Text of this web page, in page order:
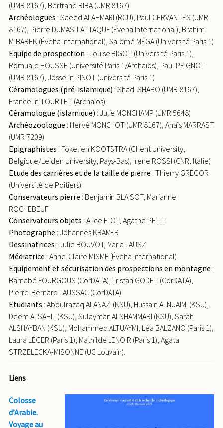
(UMR 8167), Bertrand RIBA (UMR 8167)
Archéologues : Saeed ALAHMARI (RCU), Paul CERVANTES (UMR
8167), Pierre DUMAS-LATTAQUE (Éveha International), Brahim
M’BAREK (Éveha International), Salomé MÉGA (Université Paris 1)
Equipe de prospection : Louise BIGOT (Université Paris 1),
Romuald HOUSSE (Université Paris 1/Archaïos), Paul PEIGNOT
(UMR 8167), Josselin PINOT (Université Paris 1)
Céramologues (pré-islamique) : Shadi SHABO (UMR 8167),
Francelin TOURTET (Archaïos)
Céramologue (islamique) : Julie MONCHAMP (UMR 5648)
Archéozoologue : Hervé MONCHOT (UMR 8167), Anaïs MARRAST
(UMR 7209)
Epigraphistes : Fokelien KOOTSTRA (Ghent University,
Belgique/Leiden University, Pays-Bas), Irene ROSSI (CNR, Italie)
Etude des carrières et de la taille de pierre : Thierry GRÉGOR
(Université de Poitiers)
Conservateurs pierre : Benjamin BLAISOT, Marianne
ROCHEBEUF
Conservateurs objets : Alice FLOT, Agathe PETIT
Photographe : Johannes KRAMER
Dessinatrices : Julie BOUVOT, Maria LAUSZ
Médiatrice : Anne-Claire MISME (Éveha International)
Equipement et sécurisation des prospections en montagne :
Barnabé FOURGOUS (CorDATA), Tristan GODET (CorDATA),
Pierre-Bernard LAUSSAC (CorDATA)
Etudiants : Abdulrazaq ALANAZI (KSU), Hussain ALNUAIMI (KSU),
Deem ALSAHLI (KSU), Sulayman ALSHAMMARI (KSU), Sarah
ALSHAYBAN (KSU), Mohammed ALTUAYMI, Léa BALZANO (Paris 1),
Laura LÉGER (Paris 1), Mathilde LENOIR (Paris 1), Agata
STRZELECKA-MISONNE (UC Louvain).
Liens
Colosse
d’Arabie.
Voyage au